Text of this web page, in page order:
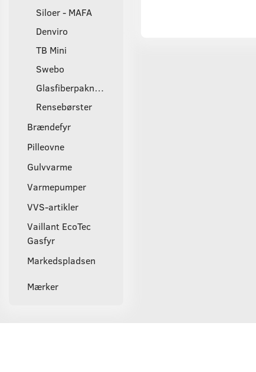
Siloer - MAFA
Denviro
TB Mini
Swebo
Glasfiberpakninger
Rensebørster
Brændefyr
Pilleovne
Gulvvarme
Varmepumper
VVS-artikler
Vaillant EcoTec
Gasfyr
Markedspladsen
Mærker